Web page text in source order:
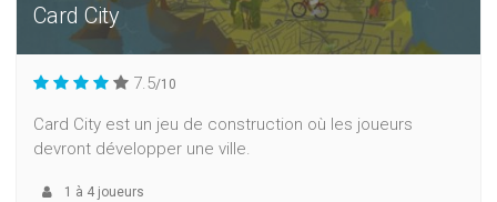
Card City
7.5/10
Card City est un jeu de construction où les joueurs
devront développer une ville.
1 à 4 joueurs